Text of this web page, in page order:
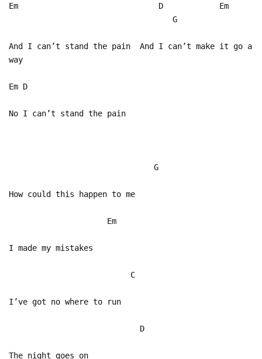
Em D Em
G
And I can’t stand the pain And I can’t make it go a
way
Em D
No I can’t stand the pain
G
How could this happen to me
Em
I made my mistakes
C
I’ve got no where to run
D
The night goes on